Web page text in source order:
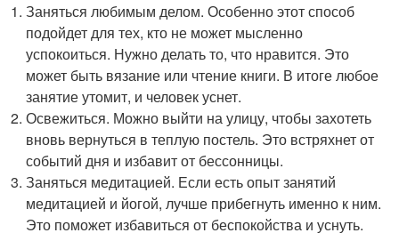
Заняться любимым делом. Особенно этот способ
подойдет для тех, кто не может мысленно
успокоиться. Нужно делать то, что нравится. Это
может быть вязание или чтение книги. В итоге любое
занятие утомит, и человек уснет.
Освежиться. Можно выйти на улицу, чтобы захотеть
вновь вернуться в теплую постель. Это встряхнет от
событий дня и избавит от бессонницы.
Заняться медитацией. Если есть опыт занятий
медитацией и йогой, лучше прибегнуть именно к ним.
Это поможет избавиться от беспокойства и уснуть.